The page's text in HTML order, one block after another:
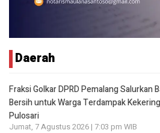
Daerah
Fraksi Golkar DPRD Pemalang Salurkan
Bersih untuk Warga Terdampak
Pulosari
Jumat, 7 Agustus 2026 | 7:03 pm WIB